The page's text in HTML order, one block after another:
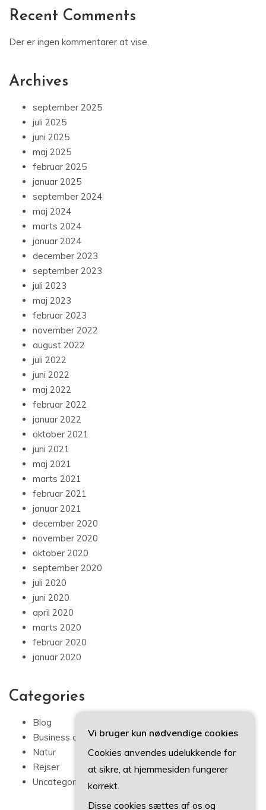
Recent Comments
Der er ingen kommentarer at vise.
Archives
september 2025
juli 2025
juni 2025
maj 2025
februar 2025
januar 2025
september 2024
maj 2024
marts 2024
januar 2024
december 2023
september 2023
juli 2023
maj 2023
februar 2023
november 2022
august 2022
juli 2022
juni 2022
maj 2022
februar 2022
januar 2022
oktober 2021
juni 2021
maj 2021
marts 2021
februar 2021
januar 2021
december 2020
november 2020
oktober 2020
september 2020
juli 2020
juni 2020
april 2020
marts 2020
februar 2020
januar 2020
Categories
Blog
Business artikler
Natur
Rejser
Uncategorized
Vi bruger kun nødvendige cookies
Cookies anvendes udelukkende for
at sikre, at hjemmesiden fungerer
korrekt.
Disse cookies sættes af os og